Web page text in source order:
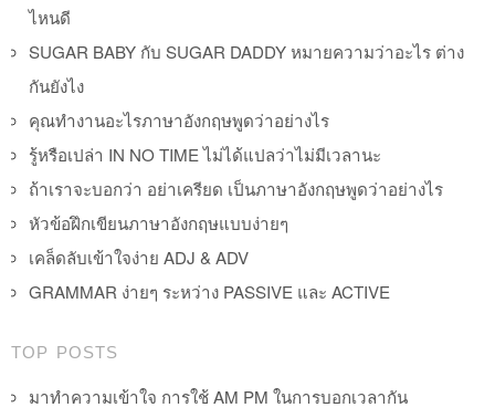
ไหนดี
SUGAR BABY กับ SUGAR DADDY หมายความว่าอะไร ต่าง
กันยังไง
คุณทำงานอะไรภาษาอังกฤษพูดว่าอย่างไร
รู้หรือเปล่า IN NO TIME ไม่ได้แปลว่าไม่มีเวลานะ
ถ้าเราจะบอกว่า อย่าเครียด เป็นภาษาอังกฤษพูดว่าอย่างไร
หัวข้อฝึกเขียนภาษาอังกฤษแบบง่ายๆ
เคล็ดลับเข้าใจง่าย ADJ & ADV
GRAMMAR ง่ายๆ ระหว่าง PASSIVE และ ACTIVE
TOP POSTS
มาทำความเข้าใจ การใช้ AM PM ในการบอกเวลากัน